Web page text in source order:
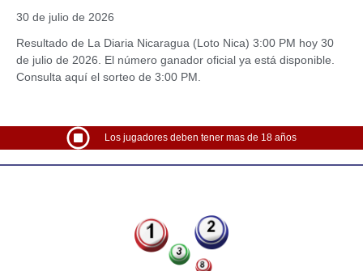
30 de julio de 2026
Resultado de La Diaria Nicaragua (Loto Nica) 3:00 PM hoy 30
de julio de 2026. El número ganador oficial ya está disponible.
Consulta aquí el sorteo de 3:00 PM.
Los jugadores deben tener mas de 18 años